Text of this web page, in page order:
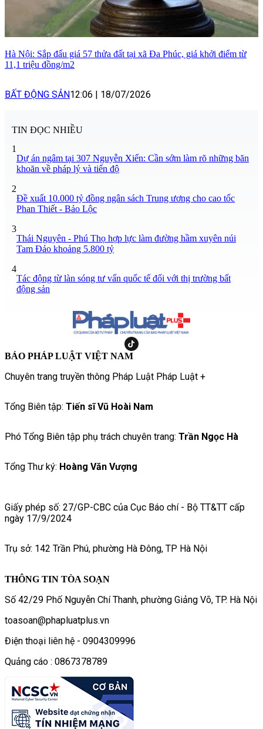
Hà Nội: Sắp đấu giá 57 thửa đất tại xã Đa Phúc, giá khởi điểm từ
11,1 triệu đồng/m2
BẤT ĐỘNG SẢN12:06 | 18/07/2026
TIN ĐỌC NHIỀU
1
Dự án ngâm tại 307 Nguyễn Xiển: Cần sớm làm rõ những băn
khoăn về pháp lý và tiến độ
2
Đề xuất 10.000 tỷ đồng ngân sách Trung ương cho cao tốc
Phan Thiết - Bảo Lộc
3
Thái Nguyên - Phú Thọ hợp lực làm đường hầm xuyên núi
Tam Đảo khoảng 5.800 tỷ
4
Tác động từ làn sóng tư vấn quốc tế đối với thị trường bất
động sản
BÁO PHÁP LUẬT VIỆT NAM
Chuyên trang truyền thông Pháp Luật Pháp Luật +
Tổng Biên tập: Tiến sĩ Vũ Hoài Nam
Phó Tổng Biên tập phụ trách chuyên trang: Trần Ngọc Hà
Tổng Thư ký: Hoàng Văn Vượng
Giấy phép số: 27/GP-CBC của Cục Báo chí - Bộ TT&TT cấp
ngày 17/9/2024
Trụ sở: 142 Trần Phú, phường Hà Đông, TP Hà Nội
THÔNG TIN TÒA SOẠN
Số 42/29 Phố Nguyễn Chí Thanh, phường Giảng Võ, TP. Hà Nội
toasoan@phapluatplus.vn
Điện thoại liên hệ - 0904309996
Quảng cáo : 0867378789